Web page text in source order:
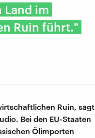
Land im
Ruin führt."
Ruin, sagt
Bei den EU-Staaten
Ölimporten